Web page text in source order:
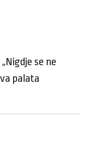
se ne
palata